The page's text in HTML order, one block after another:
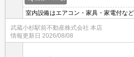
室内設備はエアコン・家具・家電付な
トです。設備条件が充実した月々10.1
らしで料理もできるキッチンが快適な
武蔵小杉駅前不動産株式会社 本店
情報更新日 2026/08/08